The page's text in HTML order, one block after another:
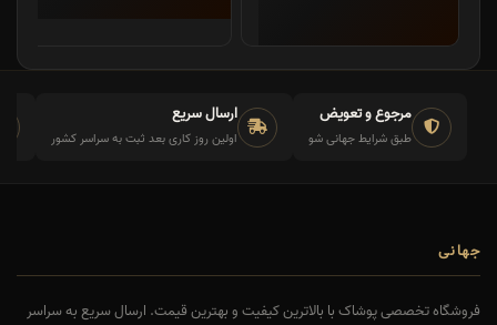
مرجوع و تعویض
طبق شرایط جهانی شو
ارسال سریع
اولین روز کاری بعد ثبت به سراسر کشور
جهانی
فروشگاه تخصصی پوشاک با بالاترین کیفیت و بهترین قیمت. ارسال سریع به سراسر